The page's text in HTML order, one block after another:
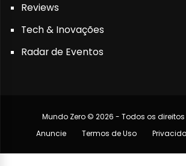
Reviews
Tech & Inovações
Radar de Eventos
Mundo Zero © 2026 - Todos os
Anuncie
Termos de Uso